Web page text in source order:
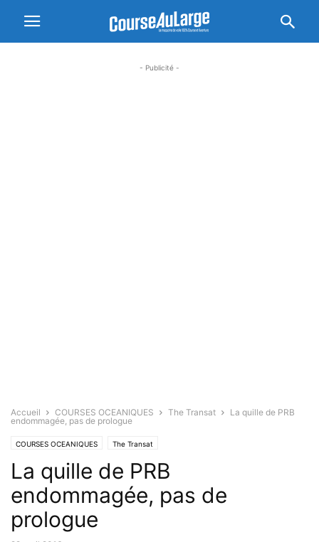
- Publicité -
Accueil COURSES OCEANIQUES The Transat
La quille de PRB
endommagée, pas de prologue
COURSES OCEANIQUES The Transat
La quille de PRB
endommagée, pas de
prologue